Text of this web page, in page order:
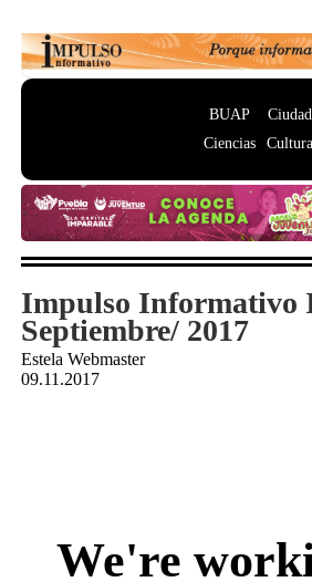
BUAP
Ciencias
Ciudad
Cultura
Impulso Informativo
Septiembre/ 2017
Estela Webmaster
09.11.2017